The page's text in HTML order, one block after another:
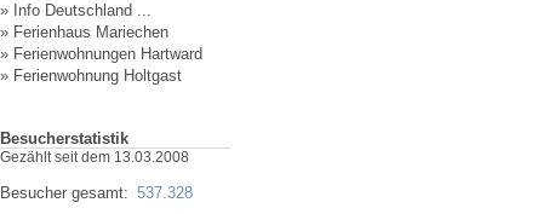
» Info Deutschland ...
» Ferienhaus Mariechen
» Ferienwohnungen Hartward
» Ferienwohnung Holtgast
Besucherstatistik
Gezählt seit dem 13.03.2008
Besucher gesamt: 537.328